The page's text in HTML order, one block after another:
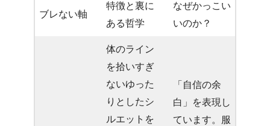
ブレない軸
特徴と裏に
ある哲学
なぜかっこい
いのか？
体のライン
を拾いすぎ
ないゆった
りとしたシ
ルエットを
「自信の余
白」を表現し
ています。服